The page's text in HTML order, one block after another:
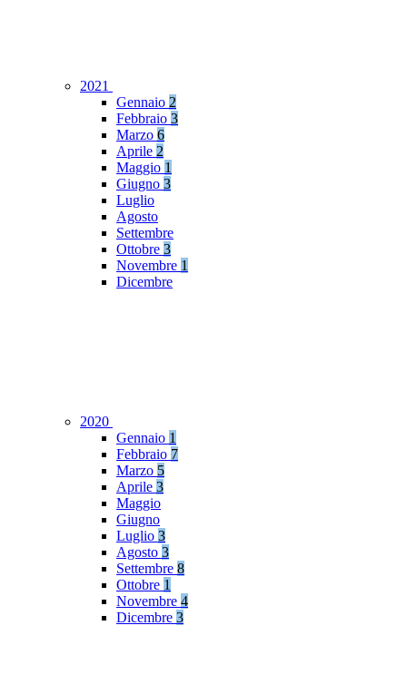
2021
Gennaio 2
Febbraio 3
Marzo 6
Aprile 2
Maggio 1
Giugno 3
Luglio
Agosto
Settembre
Ottobre 3
Novembre 1
Dicembre
2020
Gennaio 1
Febbraio 7
Marzo 5
Aprile 3
Maggio
Giugno
Luglio 3
Agosto 3
Settembre 8
Ottobre 1
Novembre 4
Dicembre 3